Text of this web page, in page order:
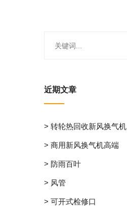
近期文章
> 转轮热回收新风换气机
> 商用新风换气机高端
> 防雨百叶
> 风管
> 可开式检修口